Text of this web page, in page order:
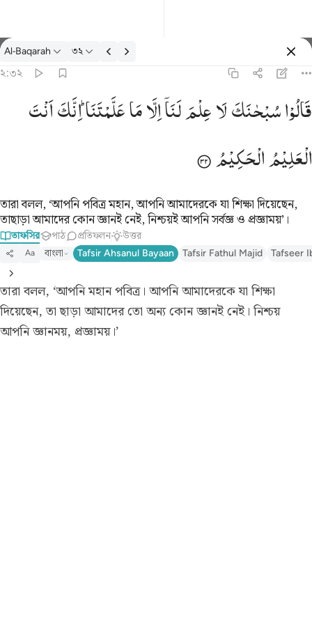
তাফসির: Al-Baqarah ২:৩২
Al-Baqarah ৩২
২:৩২
قالوا سبحانك لا علم لنا الا ما علمتنا انك انت العليم الحكيم ٣٢
لَا عِلْمَ لَنَآ إِلَّا مَا عَلَّمْتَنَآ ۖ إِنَّكَ أَنتَ ٱلْعَلِيمُ ٱلْحَكِيمُ ٣٢
قَالُوْاسُبْحٰنَكَلَاعِلْمَلَنَاۤاِلَّامَاعَلَّمْتَنَا ؕاِنَّكَاَنْتَ
الْعَلِیْمُالْحَكِیْمُ
তারা বলল, ‘আপনি পবিত্র মহান, আপনি আমাদেরকে যা শিক্ষা দিয়েছেন,
তাছাড়া আমাদের কোন জ্ঞানই নেই, নিশ্চয়ই আপনি সর্বজ্ঞ ও প্রজ্ঞাময়’।
তাফসির পাঠ প্রতিফলন উত্তর
Aa বাংলা Tafsir Ahsanul Bayaan Tafsir Fathul Majid Tafseer
তারা বলল, ‘আপনি মহান পবিত্র। আপনি আমাদেরকে যা শিক্ষা
দিয়েছেন, তা ছাড়া আমাদের তো অন্য কোন জ্ঞানই নেই। নিশ্চয়
আপনি জ্ঞানময়, প্রজ্ঞাময়।’